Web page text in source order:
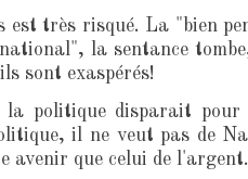
très risqué. La "bien
la sentance
sont exaspérés!
politique disparait
il ne veut pas de
avenir que celui de l'argent.